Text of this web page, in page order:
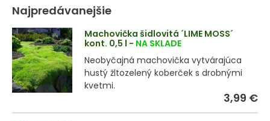
Najpredávanejšie
Machovička šidlovitá ´LIME MOSS´
kont. 0,5 l - NA SKLADE
Neobyčajná machovička vytvárajúca
hustý žltozelený koberček s drobnými
kvetmi.
3,99 €